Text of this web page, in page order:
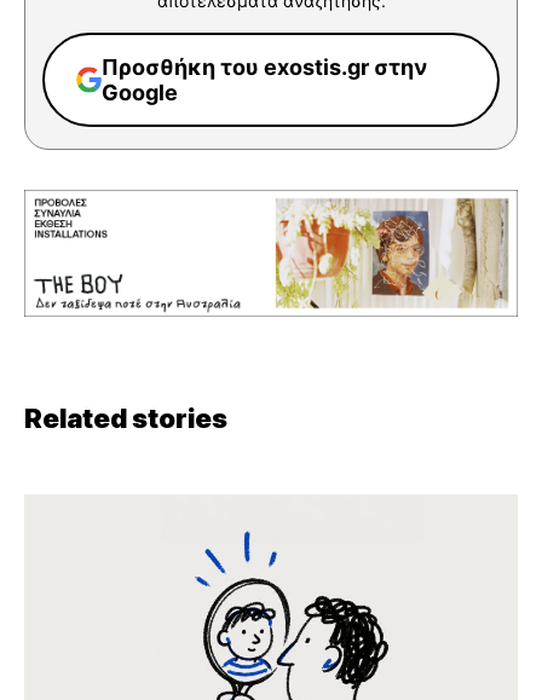
Προσθήκη του exostis.gr στην
Google
Related stories